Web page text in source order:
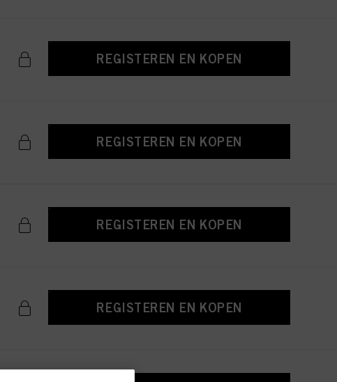
REGISTEREN EN KOPEN
REGISTEREN EN KOPEN
REGISTEREN EN KOPEN
REGISTEREN EN KOPEN